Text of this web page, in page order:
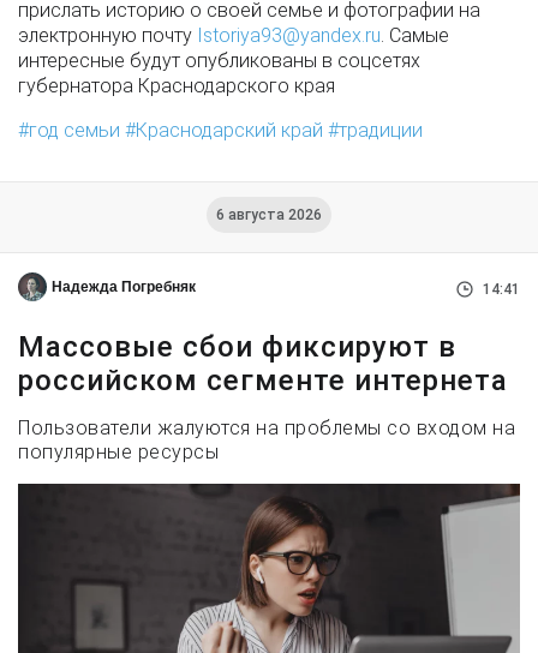
прислать историю о своей семье и фотографии на
электронную почту Istoriya93@yandex.ru. Самые
интересные будут опубликованы в соцсетях
губернатора Краснодарского края
год семьи
Краснодарский край традиции
6 августа 2026
Надежда Погребняк 14:41
Массовые сбои фиксируют в
российском сегменте интернета
Пользователи жалуются на проблемы со входом на
популярные ресурсы